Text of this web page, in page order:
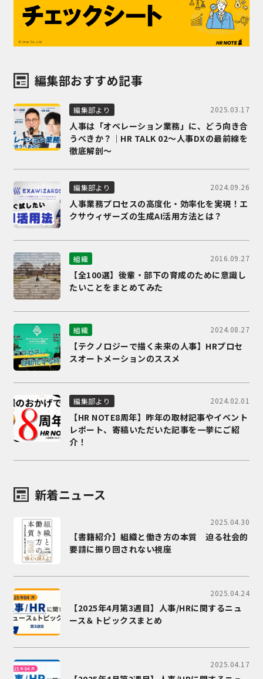
編集部おすすめ記事
編集部より 2025.03.17
人事は「オペレーション業務」に、どう向き合
うべきか？｜HR TALK 02～人事DXの最前線を
徹底解剖～
編集部より 2024.09.26
人事業務プロセスの高度化・効率化を実現！エ
クサウィザーズの生成AI活用方法とは？
組織 2016.09.27
【全100選】後輩・部下の育成のために意識し
たいことをまとめてみた
組織 2024.08.27
【テクノロジーで描く未来の人事】HRプロセ
スオートメーションのススメ
編集部より 2024.02.01
【HR NOTE8周年】昨年の取材記事やイベント
レポート、寄稿いただいた記事を一挙にご紹
介！
新着ニュース
2025.04.30
【書籍紹介】組織と働き方の本質 迫る社会的
要請に振り回されない視座
2025.04.24
【2025年4月第3週目】人事/HRに関するニュ
ース＆トピックスまとめ
2025.04.17